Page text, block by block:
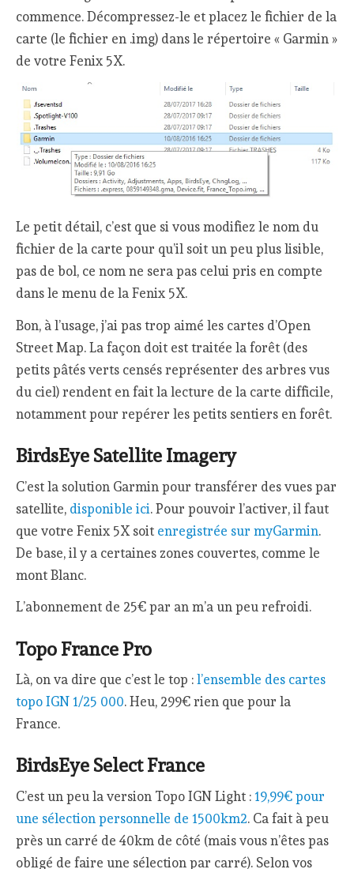
commence. Décompressez-le et placez le fichier de la
carte (le fichier en .img) dans le répertoire « Garmin »
de votre Fenix 5X.
Le petit détail, c’est que si vous modifiez le nom du
fichier de la carte pour qu’il soit un peu plus lisible,
pas de bol, ce nom ne sera pas celui pris en compte
dans le menu de la Fenix 5X.
Bon, à l’usage, j’ai pas trop aimé les cartes d’Open
Street Map. La façon doit est traitée la forêt (des
petits pâtés verts censés représenter des arbres vus
du ciel) rendent en fait la lecture de la carte difficile,
notamment pour repérer les petits sentiers en forêt.
BirdsEye Satellite Imagery
C’est la solution Garmin pour transférer des vues par
satellite, disponible ici. Pour pouvoir l’activer, il faut
que votre Fenix 5X soit enregistrée sur myGarmin.
De base, il y a certaines zones couvertes, comme le
mont Blanc.
L’abonnement de 25€ par an m’a un peu refroidi.
Topo France Pro
Là, on va dire que c’est le top :l’ensemble des cartes
topo IGN 1/25 000. Heu, 299€ rien que pour la
France.
BirdsEye Select France
C’est un peu la version Topo IGN Light : 19,99€ pour
une sélection personnelle de 1500km2. Ca fait à peu
près un carré de 40km de côté (mais vous n’êtes pas
obligé de faire une sélection par carré). Selon vos